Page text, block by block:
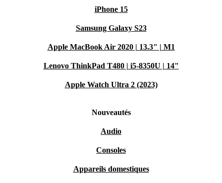
iPhone 15
Samsung Galaxy S23
Apple MacBook Air 2020 | 13.3" | M1
Lenovo ThinkPad T480 | i5-8350U | 14"
Apple Watch Ultra 2 (2023)
Nouveautés
Audio
Consoles
Appareils domestiques